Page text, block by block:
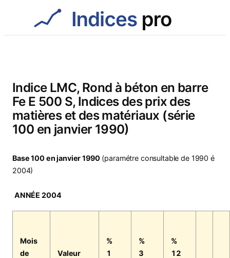
Indice LMC, Rond à béton en barre
Fe E 500 S, Indices des prix des
matières et des matériaux (série
100 en janvier 1990)
Base 100 en janvier 1990 (paramétre consultable de 1990 é
2004)
ANNÉE 2004
Mois
de
Valeur
%
1
%
3
%
12